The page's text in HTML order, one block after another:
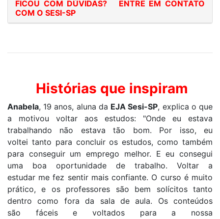
FICOU COM DÚVIDAS? ENTRE EM CONTATO
COM O SESI-SP
Histórias que inspiram
Anabela, 19 anos, aluna da EJASesi-SP, explica o que
a motivou voltar aos estudos: "Onde eu estava
trabalhando não estava tão bom. Por isso, eu
voltei tanto para concluiros estudos, como também
para conseguir um emprego melhor. E eu consegui
uma boa oportunidade de trabalho. Voltar a
estudar me fez sentir mais confiante. O curso é muito
prático, e os professores são bem solícitos tanto
dentro como fora da sala de aula. Os conteúdos
são fáceis e voltados para a nossa